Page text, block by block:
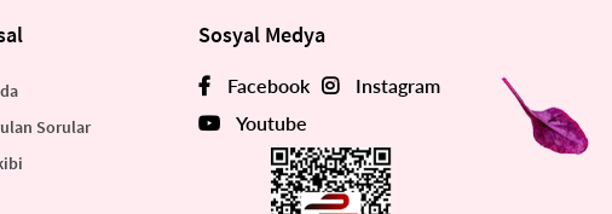
Sorular
Sosyal Medya
Facebook
Instagram
Youtube